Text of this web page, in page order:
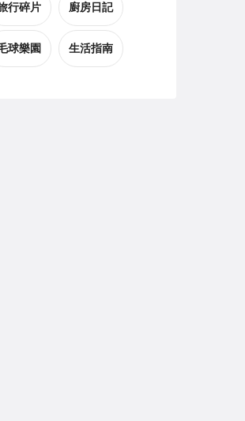
行碎片 廚房日記
球樂園 生活指南